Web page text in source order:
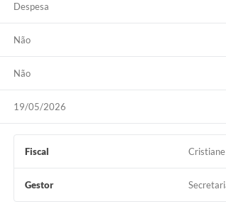
Despesa
Não
Não
19/05/2026
Fiscal
Gestor